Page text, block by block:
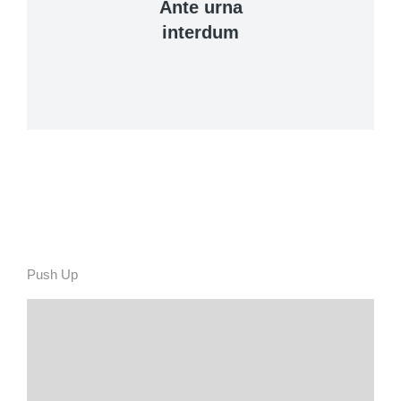
Ante urna
interdum
View Details
Push Up